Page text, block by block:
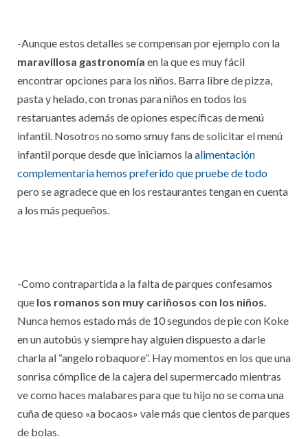
-Aunque estos detalles se compensan por ejemplo con la
maravillosa gastronomía en la que es muy fácil
encontrar opciones para los niños. Barra libre de pizza,
pasta y helado, con tronas para niños en todos los
restaruantes además de opiones específicas de menú
infantil. Nosotros no somo smuy fans de solicitar el menú
infantil porque desde que iniciamos laalimentación
complementaria hemos preferido que pruebe de todo
pero se agradece que en los restaurantes tengan en cuenta
a los más pequeños.
-Como contrapartida a la falta de parques confesamos
que los romanos son muy cariñosos con los niños.
Nunca hemos estado más de 10 segundos de pie con Koke
en un autobús y siempre hay alguien dispuesto a darle
charla al “angelo robaquore”. Hay momentos en los que una
sonrisa cómplice de la cajera del supermercado mientras
ve como haces malabares para que tu hijo no se coma una
cuña de queso «a bocaos» vale más que cientos de parques
de bolas.